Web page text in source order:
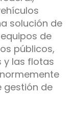
solución de
de
públicos,
y las flotas
gestión de